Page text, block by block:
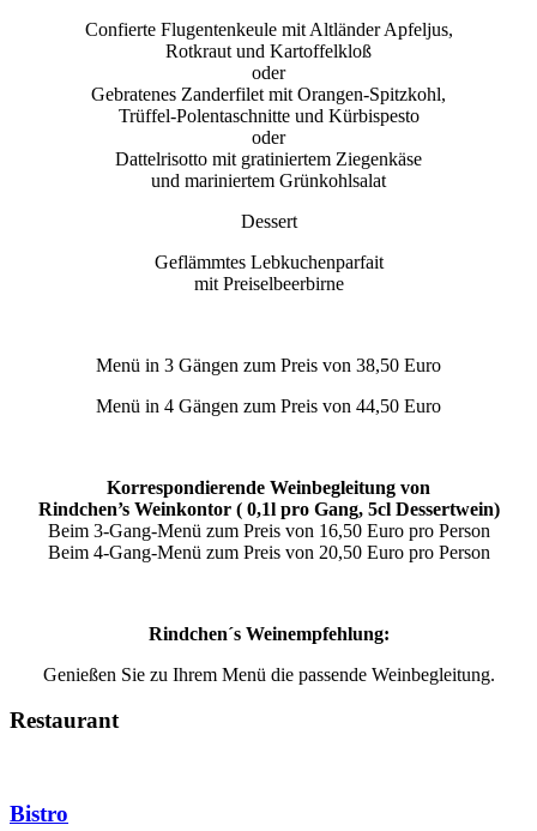
Confierte Flugentenkeule mit Altländer Apfeljus,
Rotkraut und Kartoffelkloß
oder
Gebratenes Zanderfilet mit Orangen-Spitzkohl,
Trüffel-Polentaschnitte und Kürbispesto
oder
Dattelrisotto mit gratiniertem Ziegenkäse
und mariniertem Grünkohlsalat
Dessert
Geflämmtes Lebkuchenparfait
mit Preiselbeerbirne
Menü in 3 Gängen zum Preis von 38,50 Euro
Menü in 4 Gängen zum Preis von 44,50 Euro
Korrespondierende Weinbegleitung von
Rindchen’s Weinkontor ( 0,1l pro Gang, 5cl Dessertwein)
Beim 3-Gang-Menü zum Preis von 16,50 Euro pro Person
Beim 4-Gang-Menü zum Preis von 20,50 Euro pro Person
Rindchen´s Weinempfehlung:
Genießen Sie zu Ihrem Menü die passende Weinbegleitung.
Restaurant
Bistro